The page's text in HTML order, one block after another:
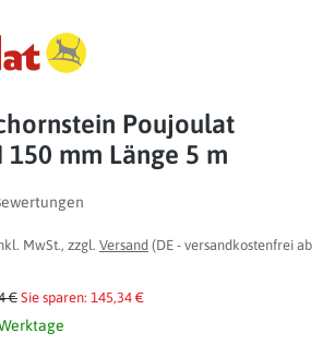
Poujoulat
mm Länge 5 m
von 0 von 5 Sternen
MwSt., zzgl. Versand (DE - versandkostenfrei ab
€Sie sparen: 145,34 €